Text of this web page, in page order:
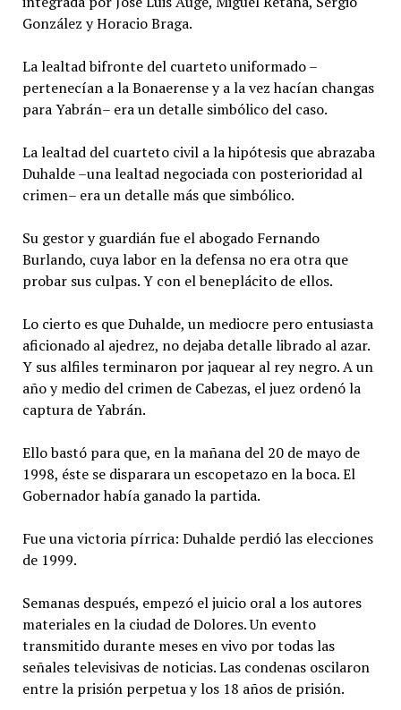
González y Horacio Braga.
La lealtad bifronte del cuarteto uniformado –
pertenecían a la Bonaerense y a la vez hacían changas
para Yabrán– era un detalle simbólico del caso.
La lealtad del cuarteto civil a la hipótesis que abrazaba
Duhalde –una lealtad negociada con posterioridad al
crimen– era un detalle más que simbólico.
Su gestor y guardián fue el abogado Fernando
Burlando, cuya labor en la defensa no era otra que
probar sus culpas. Y con el beneplácito de ellos.
Lo cierto es que Duhalde, un mediocre pero entusiasta
aficionado al ajedrez, no dejaba detalle librado al azar.
Y sus alfiles terminaron por jaquear al rey negro. A un
año y medio del crimen de Cabezas, el juez ordenó la
captura de Yabrán.
Ello bastó para que, en la mañana del 20 de mayo de
1998, éste se disparara un escopetazo en la boca. El
Gobernador había ganado la partida.
Fue una victoria pírrica: Duhalde perdió las elecciones
de 1999.
Semanas después, empezó el juicio oral a los autores
materiales en la ciudad de Dolores. Un evento
transmitido durante meses en vivo por todas las
señales televisivas de noticias. Las condenas oscilaron
entre la prisión perpetua y los 18 años de prisión.